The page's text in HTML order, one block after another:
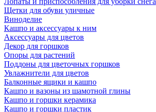
Щетки для обуви уличные
Виноделие
Кашпо и аксессуары к ним
Аксессуары для цветов
Декор для горшков
Опоры для растений
Поддоны для цветочных горшков
Увлажнители для цветов
Балконные ящики и кашпо
Кашпо и вазоны из шамотной глины
Кашпо и горшки керамика
Кашпо и горшки пластик